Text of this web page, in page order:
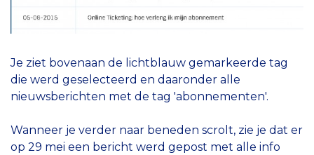
Je ziet bovenaan de lichtblauw gemarkeerde tag
die werd geselecteerd en daaronder alle
nieuwsberichten met de tag 'abonnementen'.
Wanneer je verder naar beneden scrolt, zie je dat er
op 29 mei een bericht werd gepost met alle info